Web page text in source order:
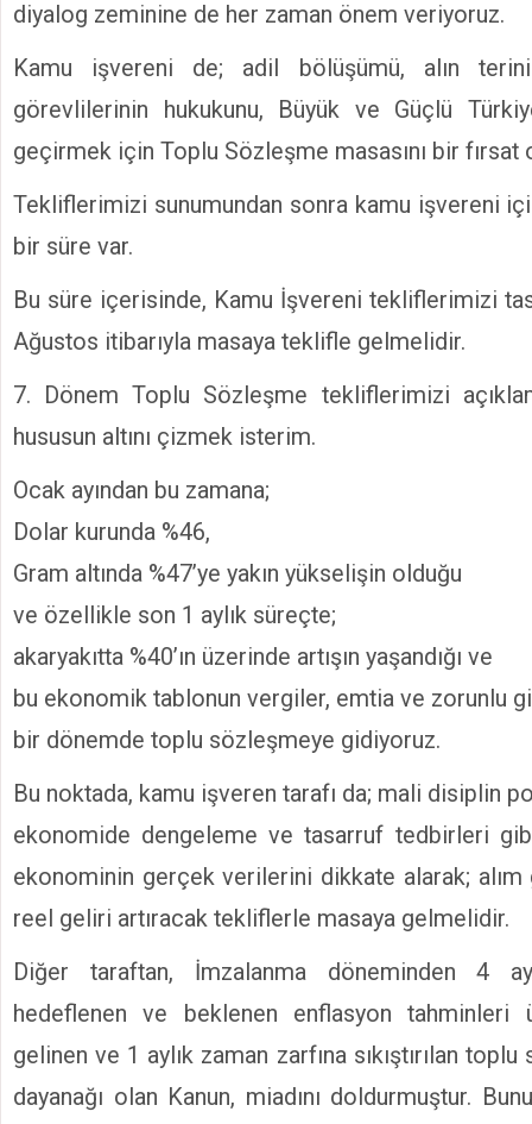
diyalog zeminine de her zaman önem veriyoruz.
Kamu işvereni de; adil bölüşümü, alın terinin
görevlilerinin hukukunu, Büyük ve Güçlü
geçirmek için Toplu Sözleşme masasını bir
Tekliflerimizi sunumundan sonra kamu işvereni
bir süre var.
Bu süre içerisinde, Kamu İşvereni tekliflerimizi
Ağustos itibarıyla masaya teklifle gelmelidir.
7. Dönem Toplu Sözleşme tekliflerimizi
hususun altını çizmek isterim.
Ocak ayından bu zamana;
Dolar kurunda %46,
Gram altında %47’ye yakın yükselişin olduğu
ve özellikle son 1 aylık süreçte;
akaryakıtta %40’ın üzerinde artışın yaşandığı ve
bu ekonomik tablonun vergiler, emtia ve zorunlu
bir dönemde toplu sözleşmeye gidiyoruz.
Bu noktada, kamu işveren tarafı da; mali disiplin
ekonomide dengeleme ve tasarruf tedbirleri
ekonominin gerçek verilerini dikkate alarak; alım
reel geliri artıracak tekliflerle masaya gelmelidir.
Diğer taraftan, İmzalanma döneminden 4
hedeflenen ve beklenen enflasyon tahminleri
gelinen ve 1 aylık zaman zarfına sıkıştırılan
dayanağı olan Kanun, miadını doldurmuştur.